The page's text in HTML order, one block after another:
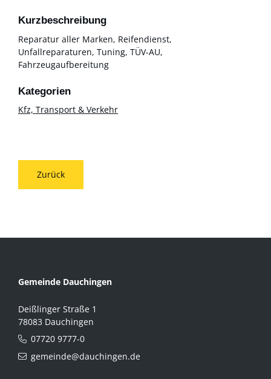
Kurzbeschreibung
Reparatur aller Marken, Reifendienst,
Unfallreparaturen, Tuning, TÜV-AU,
Fahrzeugaufbereitung
Kfz, Transport & Verkehr
Zurück
Gemeinde Dauchingen
Deißlinger Straße 1
78083 Dauchingen
07720 9777-0
gemeinde@dauchingen.de